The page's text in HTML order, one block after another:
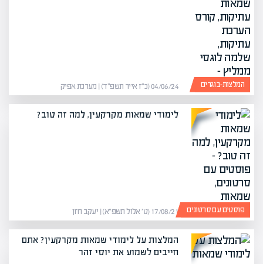
המלצות-בוגרים 04/06/24 (כ״ז אייר תשפ״ד) | מערכת אפיק
פוסטים עם סרטונים
לימודי שמאות מקרקעין, למה זה טוב?
17/08/21 (ט׳ אלול תשפ״א) | יעקב חזן
המלצות על לימודי שמאות מקרקעין? אתם
חייבים לשמוע את יוסי זהר